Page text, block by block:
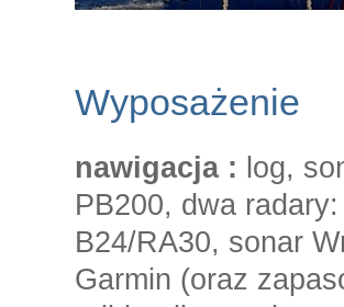
Wyposażenie
nawigacja : log,
PB200, dwa
B24/RA30, sonar
Garmin (oraz